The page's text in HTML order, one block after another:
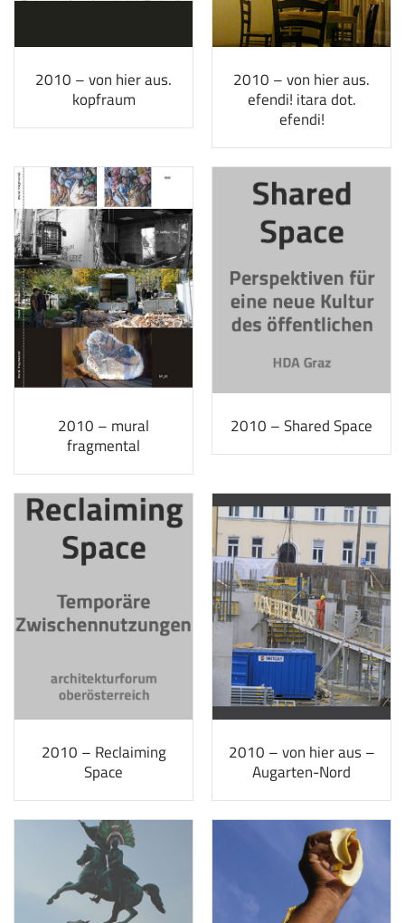
2010 – von hier aus.
kopfraum
2010 – von hier aus.
efendi! itara dot.
efendi!
2010 – mural
fragmental
2010 – Shared Space
2010 – Reclaiming
Space
2010 – von hier aus –
Augarten-Nord